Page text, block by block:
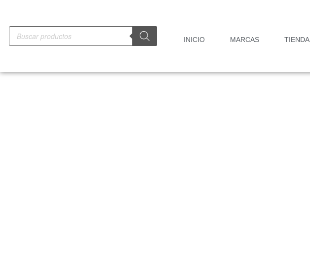
INICIO MARCAS TIENDA